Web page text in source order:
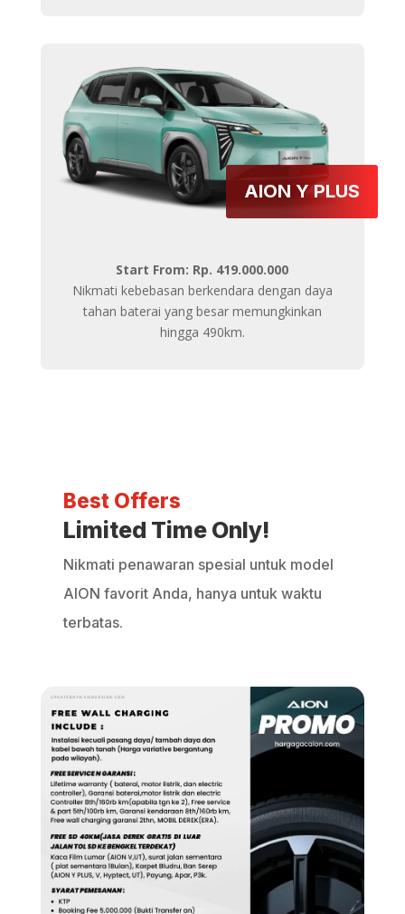
AION Y PLUS
Start From: Rp. 419.000.000
Nikmati kebebasan berkendara dengan daya
tahan baterai yang besar memungkinkan
hingga 490km.
Best Offers
Limited Time Only!
Nikmati penawaran spesial untuk model
AION favorit Anda, hanya untuk waktu
terbatas.